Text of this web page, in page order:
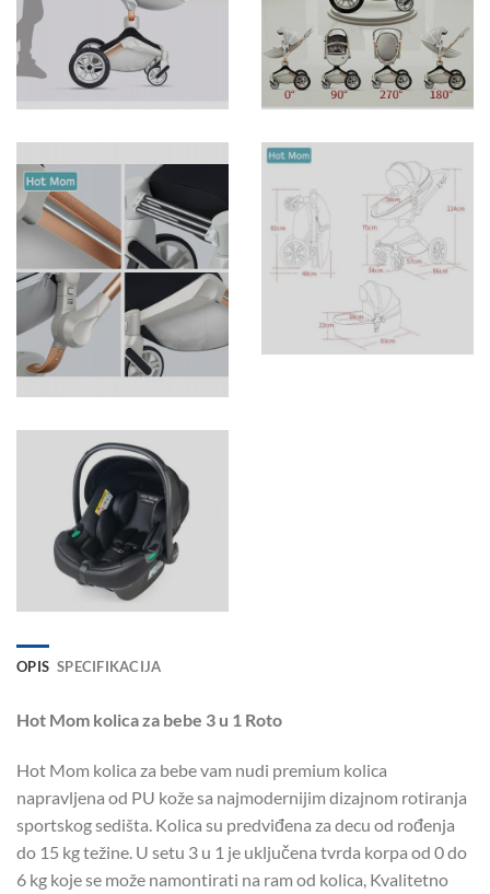
OPIS SPECIFIKACIJA
Hot Mom kolica za bebe 3 u 1 Roto
Hot Mom kolica za bebe vam nudi premium kolica
napravljena od PU kože sa najmodernijim dizajnom rotiranja
sportskog sedišta. Kolica su predviđena za decu od rođenja
do 15 kg težine. U setu 3 u 1 je uključena tvrda korpa od 0 do
6 kg koje se može namontirati na ram od kolica, Kvalitetno